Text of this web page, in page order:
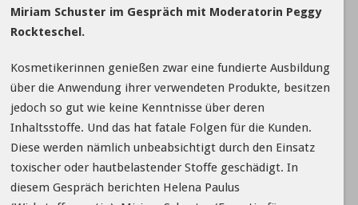
Miriam Schuster im Gespräch mit Moderatorin Peggy
Rockteschel.
Kosmetikerinnen genießen zwar eine fundierte Ausbildung
über die Anwendung ihrer verwendeten Produkte, besitzen
jedoch so gut wie keine Kenntnisse über deren
Inhaltsstoffe. Und das hat fatale Folgen für die Kunden.
Diese werden nämlich unbeabsichtigt durch den Einsatz
toxischer oder hautbelastender Stoffe geschädigt. In
diesem Gespräch berichten Helena Paulus